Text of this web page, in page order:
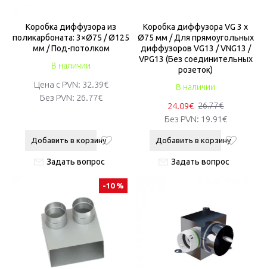
В наличии
Коробкa диффузора из
поликарбоната: 3×Ø75 / Ø125
мм / Под-потолком
Цена с PVN: 32.39€
Без PVN: 26.77€
Добавить в корзину
Задать вопрос
В наличии
Коробкa диффузора VG 3 x
Ø75 мм / Для прямоугольных
диффузоров VG13 / VNG13 /
VPG13 (Без соединительных
розеток)
24.09€ 26.77€
Без PVN: 19.91€
Добавить в корзину
Задать вопрос
-10 %